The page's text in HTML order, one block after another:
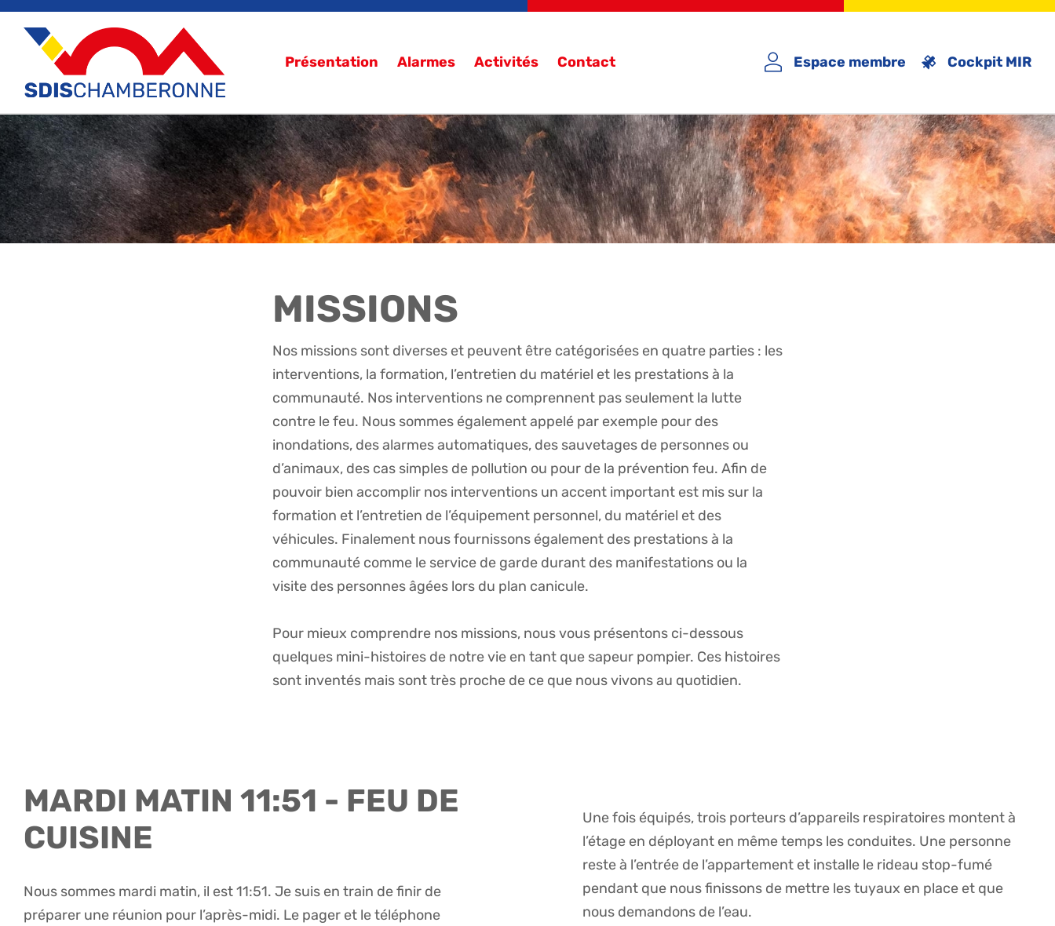
Présentation Alarmes Activités Contact Espace membre Cockpit MIR
MISSIONS
Nos missions sont diverses et peuvent être catégorisées en quatre parties : les
interventions, la formation, l’entretien du matériel et les prestations à la
communauté. Nos interventions ne comprennent pas seulement la lutte
contre le feu. Nous sommes également appelé par exemple pour des
inondations, des alarmes automatiques, des sauvetages de personnes ou
d’animaux, des cas simples de pollution ou pour de la prévention feu. Afin de
pouvoir bien accomplir nos interventions un accent important est mis sur la
formation et l’entretien de l’équipement personnel, du matériel et des
véhicules. Finalement nous fournissons également des prestations à la
communauté comme le service de garde durant des manifestations ou la
visite des personnes âgées lors du plan canicule.
Pour mieux comprendre nos missions, nous vous présentons ci-dessous
quelques mini-histoires de notre vie en tant que sapeur pompier. Ces histoires
sont inventés mais sont très proche de ce que nous vivons au quotidien.
MARDI MATIN 11:51 - FEU DE
CUISINE
Nous sommes mardi matin, il est 11:51. Je suis en train de finir de
préparer une réunion pour l’après-midi. Le pager et le téléphone
Une fois équipés, trois porteurs d’appareils respiratoires montent à
l’étage en déployant en même temps les conduites. Une personne
reste à l’entrée de l’appartement et installe le rideau stop-fumé
pendant que nous finissons de mettre les tuyaux en place et que
nous demandons de l’eau.